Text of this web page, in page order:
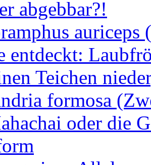
abgebbar?!
entdeckt:
Teichen
formosa
oder die